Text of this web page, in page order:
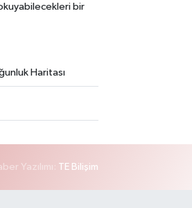
bir
Haritası
Yazılımı: TE Bilişim